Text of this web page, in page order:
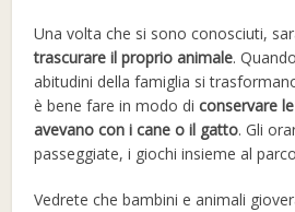
Una volta che si sono conosciuti,
trascurare il proprio animale.
abitudini della famiglia si
è bene fare in modo diconservare
avevano con i cane o il gatto. Gli
passeggiate, i giochi insieme al
Vedrete che bambini e animali